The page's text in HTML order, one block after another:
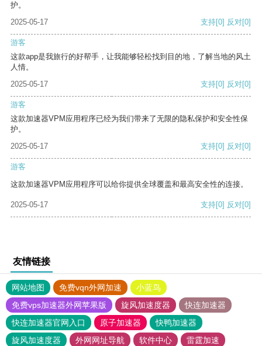
护。
2025-05-17
支持[0] 反对[0]
游客
这款app是我旅行的好帮手，让我能够轻松找到目的地，了解当地的风土
人情。
2025-05-17
支持[0] 反对[0]
游客
这款加速器VPM应用程序已经为我们带来了无限的隐私保护和安全性保
护。
2025-05-17
支持[0] 反对[0]
游客
这款加速器VPM应用程序可以给你提供全球覆盖和最高安全性的连接。
2025-05-17 支持[0] 反对[0]
友情链接
网站地图 免费vqn外网加速
小蓝鸟
免费vps加速器外网苹果版
旋风加速度器
快连加速器
快连加速器官网入口
原子加速器
快鸭加速器
旋风加速度器
外网网址导航 软件中心
雷霆加速